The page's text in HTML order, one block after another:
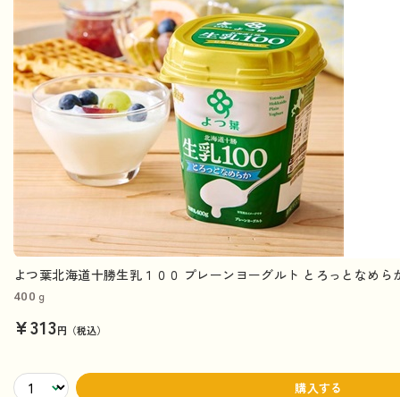
よつ葉北海道十勝生乳１００ プレーンヨーグルト とろっとなめら
400ｇ
¥313円（税込）
購入する